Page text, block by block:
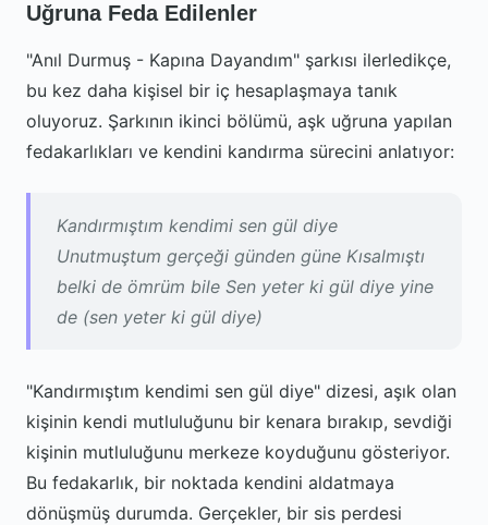
Uğruna Feda Edilenler
"Anıl Durmuş - Kapına Dayandım" şarkısı ilerledikçe,
bu kez daha kişisel bir iç hesaplaşmaya tanık
oluyoruz. Şarkının ikinci bölümü, aşk uğruna yapılan
fedakarlıkları ve kendini kandırma sürecini anlatıyor:
Kandırmıştım kendimi sen gül diye
Unutmuştum gerçeği günden güne Kısalmıştı
belki de ömrüm bile Sen yeter ki gül diye yine
de (sen yeter ki gül diye)
"Kandırmıştım kendimi sen gül diye" dizesi, aşık olan
kişinin kendi mutluluğunu bir kenara bırakıp, sevdiği
kişinin mutluluğunu merkeze koyduğunu gösteriyor.
Bu fedakarlık, bir noktada kendini aldatmaya
dönüşmüş durumda. Gerçekler, bir sis perdesi